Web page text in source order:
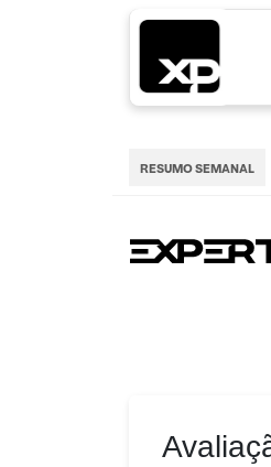
RESUMO SEMANAL